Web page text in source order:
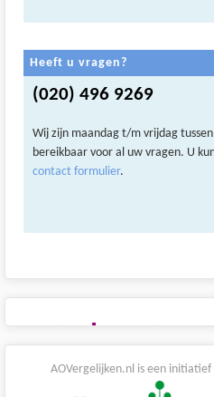
Heeft u vragen?
(020) 496 9269
Wij zijn maandag t/m vrijdag
bereikbaar voor al uw vragen. U
contact formulier.
AOVergelijken.nl is een initiatief